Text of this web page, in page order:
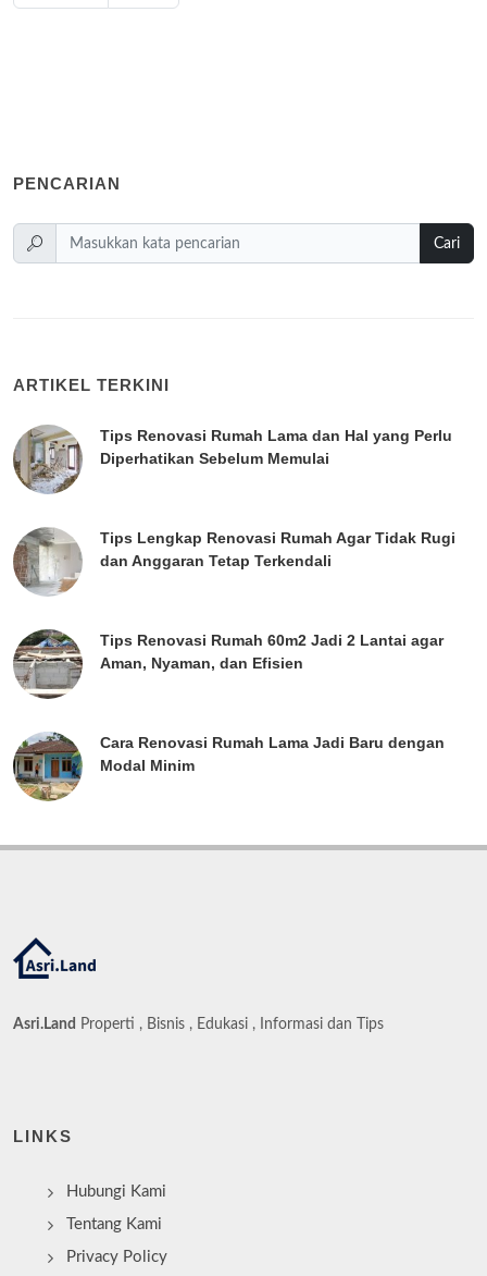
PENCARIAN
Cari
ARTIKEL TERKINI
Tips Renovasi Rumah Lama dan Hal yang Perlu
Diperhatikan Sebelum Memulai
Tips Lengkap Renovasi Rumah Agar Tidak Rugi
dan Anggaran Tetap Terkendali
Tips Renovasi Rumah 60m2 Jadi 2 Lantai agar
Aman, Nyaman, dan Efisien
Cara Renovasi Rumah Lama Jadi Baru dengan
Modal Minim
Asri.Land Properti , Bisnis , Edukasi , Informasi dan Tips
LINKS
Hubungi Kami
Tentang Kami
Privacy Policy